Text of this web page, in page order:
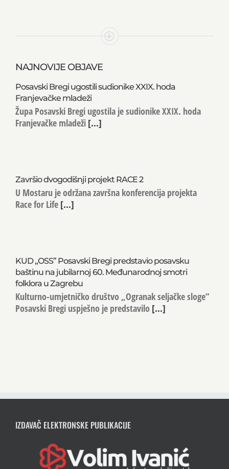
NAJNOVIJE OBJAVE
Posavski Bregi ugostili sudionike XXIX. hoda
Franjevačke mladeži
Župa Posavski Bregi ugostila je sudionike XXIX. hoda
Franjevačke mladeži [...]
Završio dvogodišnji projekt RACE 2
U Mostaru je održana završna konferencija projekta
Race for Life [...]
KUD „OSS” Posavski Bregi predstavio posavsku
baštinu na jubilarnoj 60. Međunarodnoj smotri
folklora u Zagrebu
Kulturno-umjetničko društvo „Ogranak seljačke sloge”
Posavski Bregi uspješno je predstavilo [...]
IZDAVAČ ELEKTRONSKE PUBLIKACIJE